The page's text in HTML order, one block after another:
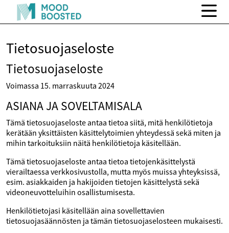
Tietosuojaseloste
Tietosuojaseloste
Voimassa 15. marraskuuta 2024
ASIANA JA SOVELTAMISALA
Tämä tietosuojaseloste antaa tietoa siitä, mitä henkilötietoja
kerätään yksittäisten käsittelytoimien yhteydessä sekä miten ja
mihin tarkoituksiin näitä henkilötietoja käsitellään.
Tämä tietosuojaseloste antaa tietoa tietojenkäsittelystä
vierailtaessa verkkosivustolla, mutta myös muissa yhteyksissä,
esim. asiakkaiden ja hakijoiden tietojen käsittelystä sekä
videoneuvotteluihin osallistumisesta.
Henkilötietojasi käsitellään aina sovellettavien
tietosuojasäännösten ja tämän tietosuojaselosteen mukaisesti.